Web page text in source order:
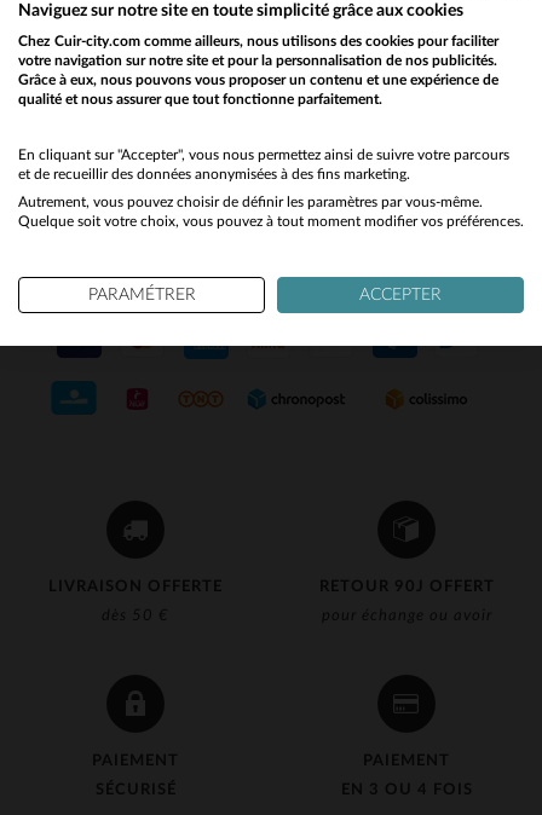
LIVRAISON OFFERTE
dès 50 €
RETOUR 90J OFFERT
pour échange ou avoir
PAIEMENT
SÉCURISÉ
PAIEMENT
EN 3 OU 4 FOIS
SERVICE CLIENT
Nos conseillers sont à votre écoute
du lundi au vendredi de 10h à 12h30
et de 13h30 à 18h.
NOS PARTENAIRES DE CONFIANCE
Would you like to be redirected to our English site?
No
Yes
Naviguez sur notre site en toute simplicité grâce aux cookies
Chez Cuir-city.com comme ailleurs, nous utilisons des cookies pour faciliter
votre navigation sur notre site et pour la personnalisation de nos publicités.
Grâce à eux, nous pouvons vous proposer un contenu et une expérience de
qualité et nous assurer que tout fonctionne parfaitement.
En cliquant sur "Accepter", vous nous permettez ainsi de suivre votre parcours
et de recueillir des données anonymisées à des fins marketing.
Autrement, vous pouvez choisir de définir les paramètres par vous-même.
Quelque soit votre choix, vous pouvez à tout moment modifier vos préférences.
PARAMÉTRER ACCEPTER